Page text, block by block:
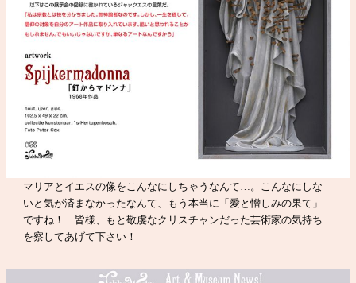
マリアとイエスの像をこんなにしちゃうなんて…。こんなにしな
いと気が済まなかったなんて、もう本当に「愛と憎しみの果て」
ですね！ 皆様、もと敬虔なクリスチャンだった芸術家の気持ち
を察してあげて下さい！